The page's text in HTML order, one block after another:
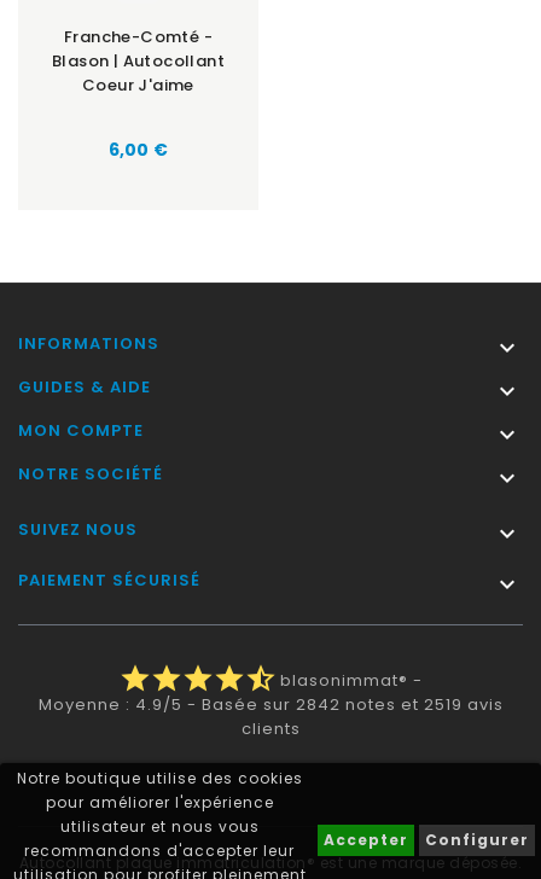
Notre boutique utilise des cookies
pour améliorer l'expérience
utilisateur et nous vous
recommandons d'accepter leur
utilisation pour profiter pleinement
Accepter Configurer
Franche-Comté -
Blason | Autocollant
Coeur J'aime
Prix
6,00 €
INFORMATIONS 
GUIDES & AIDE 
MON COMPTE 
NOTRE SOCIÉTÉ 
SUIVEZ NOUS 
PAIEMENT SÉCURISÉ 
starstarstarstarstar_half blasonimmat® -
Moyenne : 4.9/5 - Basée sur 2842 notes et 2519 avis
clients
Autocollant plaque immatriculation® est une marque déposée.